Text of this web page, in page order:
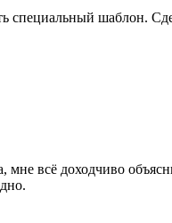
специальный шаблон.
мне всё доходчиво